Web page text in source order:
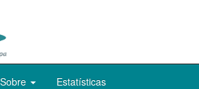
Sobre Estatísticas